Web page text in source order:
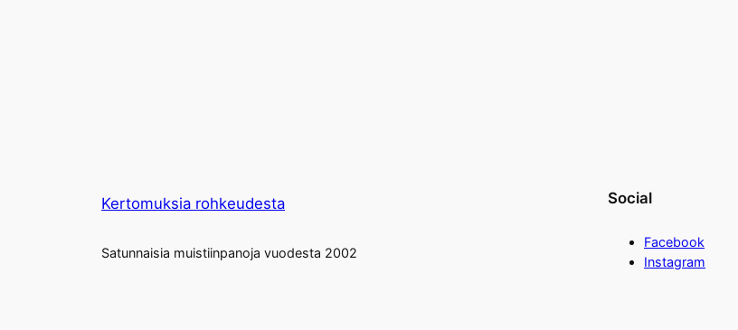
Kertomuksia rohkeudesta
Satunnaisia muistiinpanoja vuodesta 2002
Social
Facebook
Instagram